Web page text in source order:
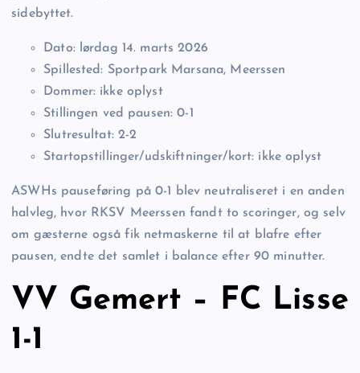
sidebyttet.
Dato: lørdag 14. marts 2026
Spillested: Sportpark Marsana, Meerssen
Dommer: ikke oplyst
Stillingen ved pausen: 0-1
Slutresultat: 2-2
Startopstillinger/udskiftninger/kort: ikke oplyst
ASWHs pauseføring på 0-1 blev neutraliseret i en anden
halvleg, hvor RKSV Meerssen fandt to scoringer, og selv
om gæsterne også fik netmaskerne til at blafre efter
pausen, endte det samlet i balance efter 90 minutter.
VV Gemert – FC Lisse
1-1